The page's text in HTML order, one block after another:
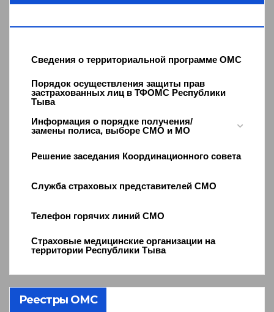
Сведения о территориальной программе ОМС
Порядок осуществления защиты прав
застрахованных лиц в ТФОМС Республики
Тыва
Информация о порядке получения/
замены полиса, выборе СМО и МО
Решение заседания Координационного совета
Служба страховых представителей СМО
Телефон горячих линий СМО
Страховые медицинские организации на
территории Республики Тыва
Реестры ОМС